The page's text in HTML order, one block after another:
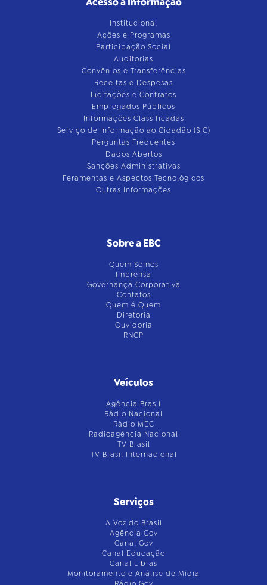
Institucional
Ações e Programas
Participação Social
Auditorias
Convênios e Transferências
Receitas e Despesas
Licitações e Contratos
Empregados Públicos
Informações Classificadas
Serviço de Informação ao Cidadão (SIC)
Perguntas Frequentes
Dados Abertos
Sanções Administrativas
Feramentas e Aspectos Tecnológicos
Outras Informações
Sobre a EBC
Quem Somos
Imprensa
Governança Corporativa
Contatos
Quem é Quem
Diretoria
Ouvidoria
RNCP
Veículos
Agência Brasil
Rádio Nacional
Rádio MEC
Radioagência Nacional
TV Brasil
TV Brasil Internacional
Serviços
A Voz do Brasil
Agência Gov
Canal Gov
Canal Educação
Canal Libras
Monitoramento e Análise de Mídia